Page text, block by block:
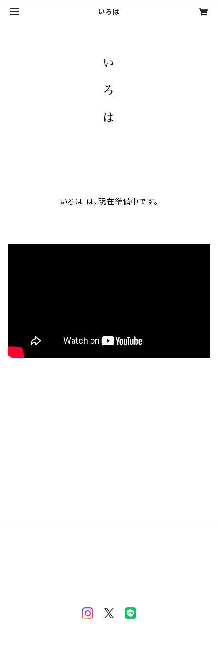
いろは
いろは は、現在準備中です。